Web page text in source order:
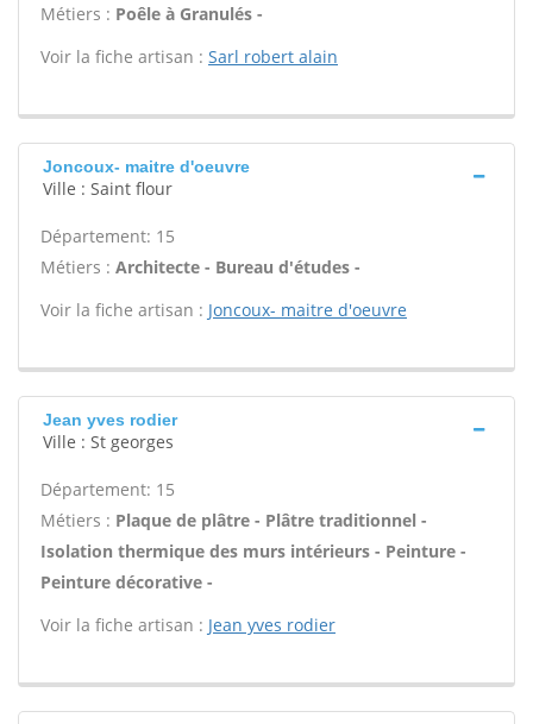
Métiers : Poêle à Granulés -
Voir la fiche artisan : Sarl robert alain
Joncoux- maitre d'oeuvre
Ville : Saint flour
Département: 15
Métiers : Architecte - Bureau d'études -
Voir la fiche artisan : Joncoux- maitre d'oeuvre
Jean yves rodier
Ville : St georges
Département: 15
Métiers : Plaque de plâtre - Plâtre traditionnel -
Isolation thermique des murs intérieurs - Peinture -
Peinture décorative -
Voir la fiche artisan : Jean yves rodier